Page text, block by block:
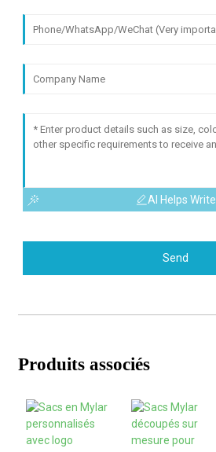
AI Helps Write
Send
Produits associés